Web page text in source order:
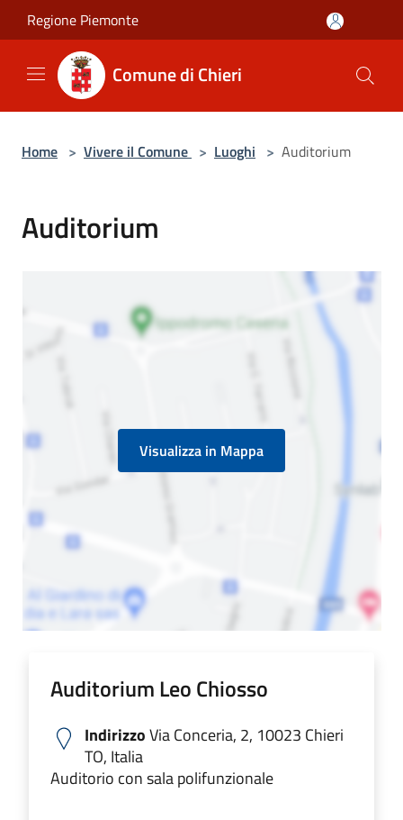
Salta al contenuto principale
Regione Piemonte
Comune di Chieri
Home > Vivere il Comune > Luoghi > Auditorium
Auditorium
Visualizza in Mappa
Auditorium Leo Chiosso
IndirizzoVia Conceria, 2, 10023 Chieri
TO, Italia
Auditorio con sala polifunzionale